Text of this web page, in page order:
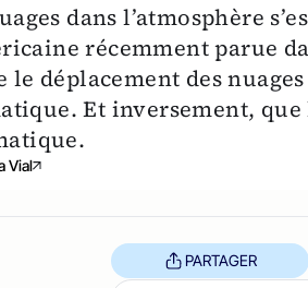
dans l’atmosphère
récemment parue
déplacement des
Et inversement, que
Vial
PARTAGER